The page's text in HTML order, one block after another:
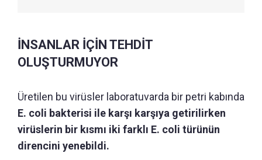
İNSANLAR İÇİN TEHDİT
OLUŞTURMUYOR
Üretilen bu virüsler laboratuvarda bir petri kabında
E. coli bakterisi ile karşı karşıya getirilirken
virüslerin bir kısmı iki farklı E. coli türünün
direncini yenebildi.